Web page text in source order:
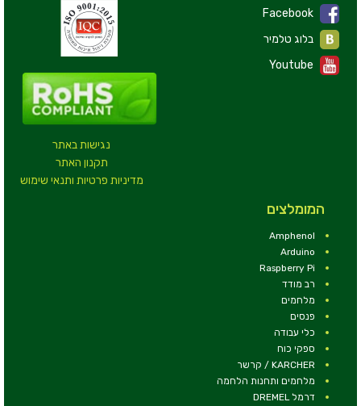
נגישות באתר
תקנון האתר
מדיניות פרטיות ותנאי שימוש
Facebook
Youtube
המומלצים
Amphenol
Arduino
Raspberry Pi
רב מודד
מלחמים
פנסים
כלי עבודה
ספקי כוח
KARCHER / קרשר
מלחמים ותחנות הלחמה
דרמל DREMEL